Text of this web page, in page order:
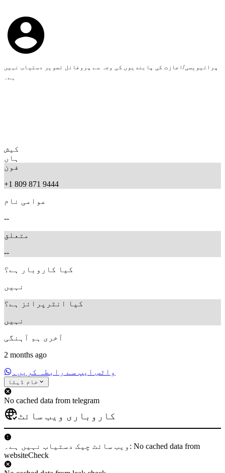
پرائیویسی/اجازت کی پابندیوں کی وجہ سے پروفائل تصویر دستیاب نہیں
ہے۔
کیش
ہاں
فون
+1 809 871 9444
عوامی نام
--
متعلق
--
کیا کاروبار ہے؟
نہیں
کیا انٹرپرائز ہے؟
نہیں
آخری ہم آہنگی
2 months ago
واٹس ایپ سے رابطہ کریں۔
خام ڈیٹا
No cached data from telegram
کاروباری ویب سائٹ
ویب سائٹ چیک دستیاب نہیں ہے۔: No cached data from
websiteCheck